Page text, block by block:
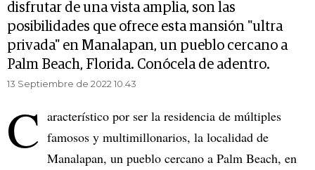
disfrutar de una vista amplia, son las
posibilidades que ofrece esta mansión "ultra
privada" en Manalapan, un pueblo cercano a
Palm Beach, Florida. Conócela de adentro.
13 Septiembre de 2022 10.43
C aracterístico por ser la residencia de múltiples
famosos y multimillonarios, la localidad de
Manalapan, un pueblo cercano a Palm Beach, en